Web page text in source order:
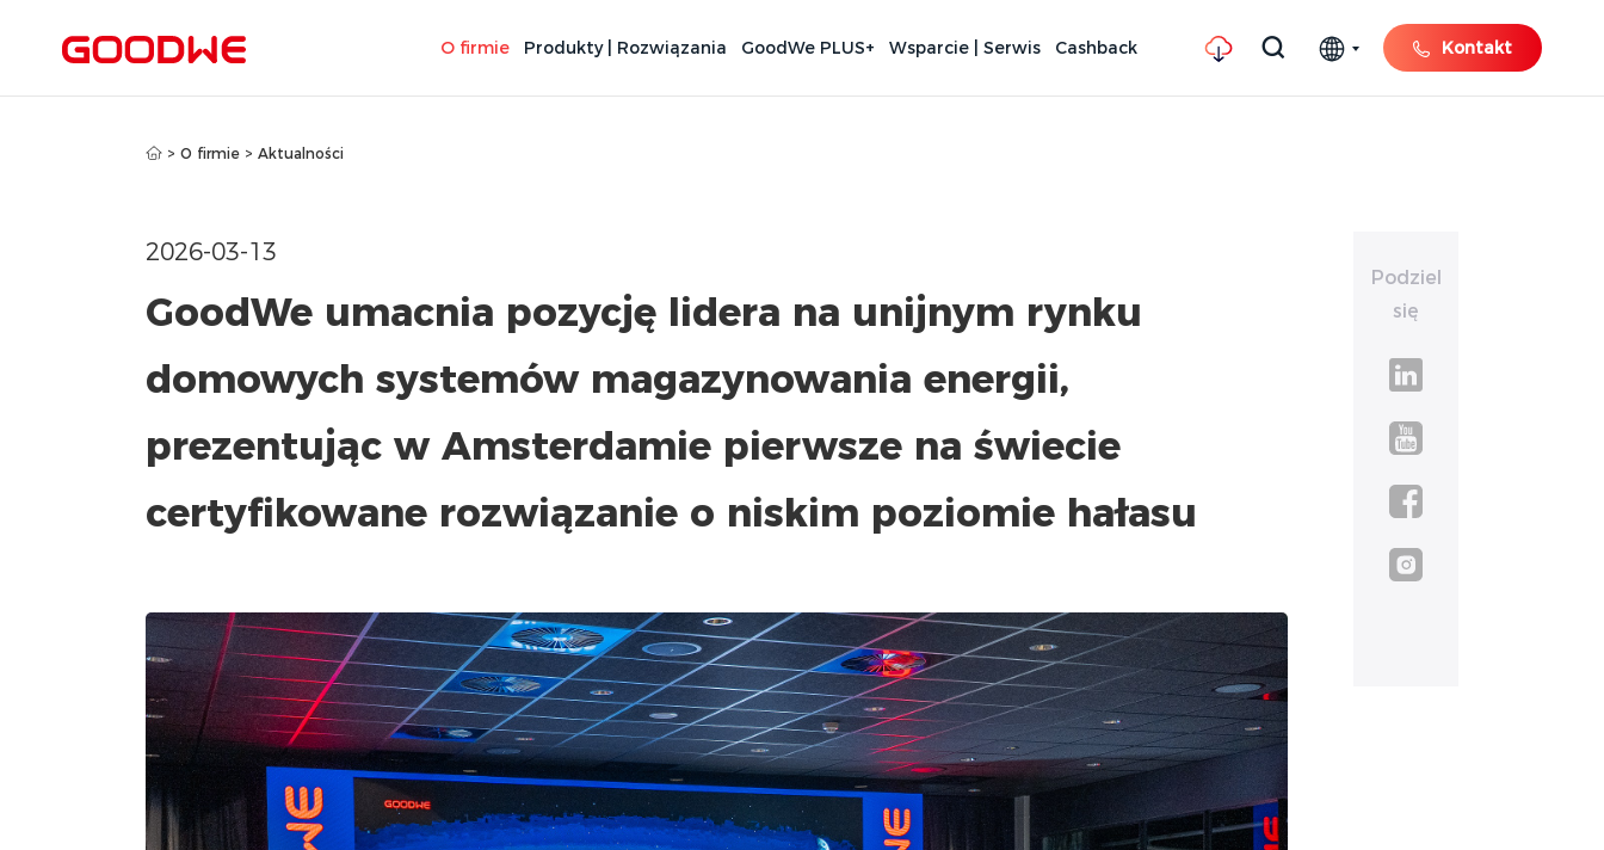
O firmie Produkty | Rozwiązania GoodWe PLUS+ Wsparcie | Serwis Cashback Kontakt
> O firmie > Aktualności
Podziel
się
2026-03-13
GoodWe umacnia pozycję lidera na unijnym rynku
domowych systemów magazynowania energii,
prezentując w Amsterdamie pierwsze na świecie
certyfikowane rozwiązanie o niskim poziomie hałasu